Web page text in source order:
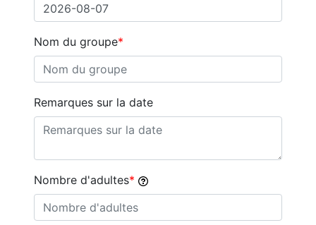
Nom du groupe
Remarques sur la date
Nombre d'adultes